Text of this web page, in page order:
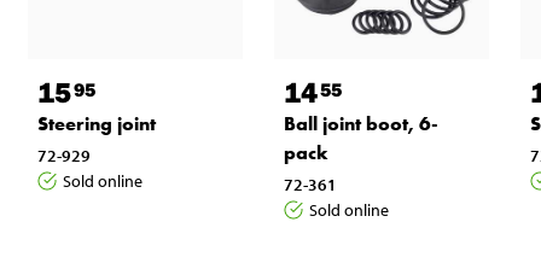
1595
Steering joint
72-929
Sold online
1455
Ball joint boot, 6-
pack
72-361
Sold online